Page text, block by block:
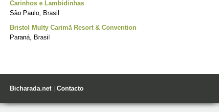
Carinhos e Lambidinhas
São Paulo, Brasil
Bristol Multy Carimã Resort & Convention
Paraná, Brasil
Bicharada.net| Contacto